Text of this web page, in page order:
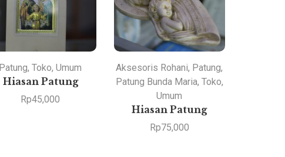
Patung,Toko,Umum
Hiasan Patung
Rp45,000
Aksesoris Rohani, Patung,
Patung Bunda Maria, Toko,
Umum
Hiasan Patung
Rp75,000